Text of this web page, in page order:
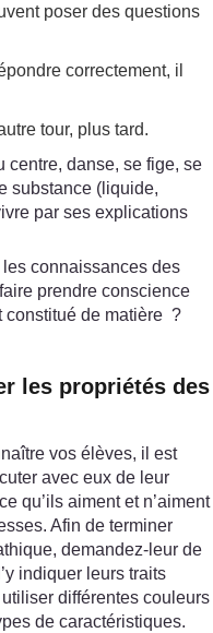
poser des questions
correctement, il
tour, plus tard.
centre, danse, se fige, se
substance (liquide,
par ses explications
connaissances des
prendre conscience
constitué de matière ?
les propriétés des
vos élèves, il est
avec eux de leur
qu’ils aiment et n’aiment
Afin de terminer
demandez-leur de
indiquer leurs traits
différentes couleurs
de caractéristiques.